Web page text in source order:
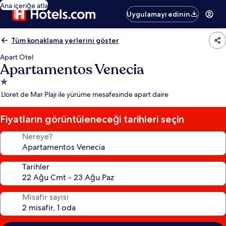
Ana içeriğe atla
Uygulamayı edinin
Tüm konaklama yerlerini göster
Apart Otel
Apartamentos Venecia
1.0
yıldızlı
yeri
Lloret de Mar Plajı ile yürüme mesafesinde apart daire
Fiyatların görüntüleneceği tarihleri seçin
Nereye?
Tarihler
Misafir sayısı